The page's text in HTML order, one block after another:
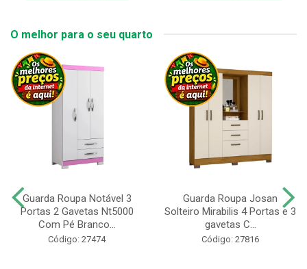
O melhor para o seu quarto
Guarda Roupa Notável 3
Portas 2 Gavetas Nt5000
Com Pé Branco...
Código: 27474
Guarda Roupa Josan
Solteiro Mirabilis 4 Portas e 3
gavetas C...
Código: 27816